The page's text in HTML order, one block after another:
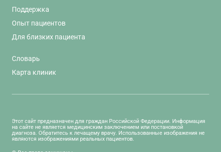
Поддержка
Опыт пациентов
Для близких пациента
Словарь
Карта клиник
Этот сайт предназначен для граждан Российской Федерации. Информация
на сайте не является медицинским заключением или постановкой
диагноза. Обратитесь к лечащему врачу. Использованные изображения не
являются изображениями реальных пациентов.